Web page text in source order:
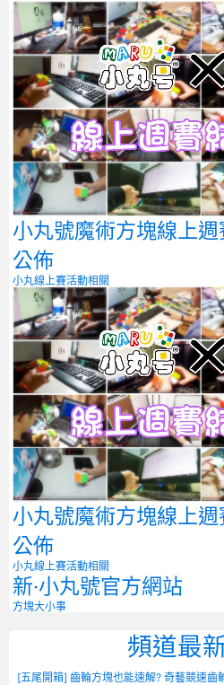
小丸號魔術方塊線上
公佈
小丸線上賽活動相關
小丸號魔術方塊線上
公佈
小丸線上賽活動相關
新‧小丸號官方網站
方塊大小事
頻道最
[五尾開箱] 齒輪方塊也能速解? 奇藝競速齒